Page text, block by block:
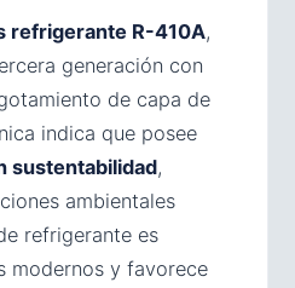
refrigerante R-410A,
generación con
de capa de
indica que posee
sustentabilidad,
ambientales
refrigerante es
modernos y favorece